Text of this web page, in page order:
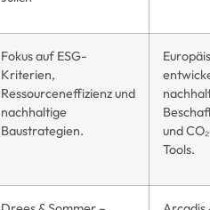
Fokus auf ESG-
Kriterien,
Ressourceneffizienz und
nachhaltige
Baustrategien.
und
Tools.